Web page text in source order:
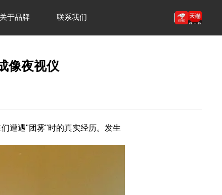
关于品牌 联系我们
像夜视仪
遭遇"团雾"时的真实经历。发生